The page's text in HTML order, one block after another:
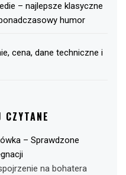
– najlepsze klasyczne
humor
cena, dane techniczne i
CZYTANE
– Sprawdzone
na bohatera